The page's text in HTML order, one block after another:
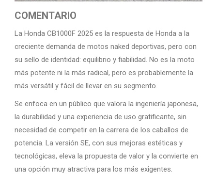
COMENTARIO
La Honda CB1000F 2025 es la respuesta de Honda a la
creciente demanda de motos naked deportivas, pero con
su sello de identidad: equilibrio y fiabilidad. No es la moto
más potente ni la más radical, pero es probablemente la
más versátil y fácil de llevar en su segmento.
Se enfoca en un público que valora la ingeniería japonesa,
la durabilidad y una experiencia de uso gratificante, sin
necesidad de competir en la carrera de los caballos de
potencia. La versión SE, con sus mejoras estéticas y
tecnológicas, eleva la propuesta de valor y la convierte en
una opción muy atractiva para los más exigentes.